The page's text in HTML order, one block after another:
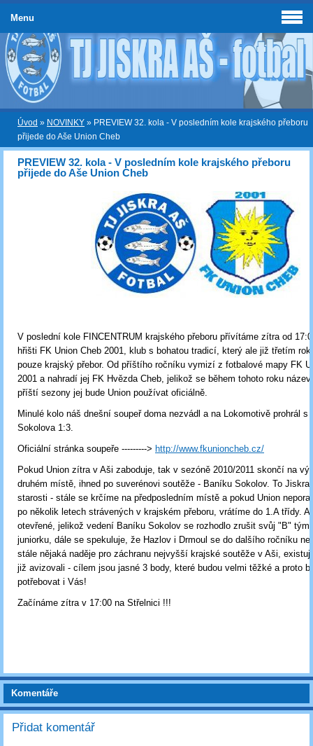
Úvod » NOVINKY » PREVIEW 32. kola - V posledním kole krajského přeboru
přijede do Aše Union Cheb
PREVIEW 32. kola - V posledním kole krajského přeboru
přijede do Aše Union Cheb
V poslední kole FINCENTRUM krajského přeboru přívítáme zítra od
hřišti FK Union Cheb 2001, klub s bohatou tradicí, který ale již třetím
pouze krajský přebor. Od příštího ročníku vymizí z fotbalové mapy FK
2001 a nahradí jej FK Hvězda Cheb, jelikož se během tohoto roku
příští sezony jej bude Union používat oficiálně.
Minulé kolo náš dnešní soupeř doma nezvádl a na Lokomotivě prohrál s
Sokolova 1:3.
Oficiální stránka soupeře ---------> http://www.fkunioncheb.cz/
Pokud Union zítra v Aši zaboduje, tak v sezóně 2010/2011 skončí na
druhém místě, ihned po suverénovi soutěže - Baníku Sokolov. To Jiskra
starosti - stále se krčíme na předposledním místě a pokud Union
po několik letech strávených v krajském přeboru, vrátíme do 1.A třídy.
otevřené, jelikož vedení Baníku Sokolov se rozhodlo zrušit svůj "B"
juniorku, dále se spekuluje, že Hazlov i Drmoul se do dalšího ročníku
stále nějaká naděje pro záchranu nejvyšší krajské soutěže v Aši,
již avizovali - cílem jsou jasné 3 body, které budou velmi těžké a proto
potřebovat i Vás!
Začínáme zítra v 17:00 na Střelnici !!!
Komentáře
Přidat komentář
Menu